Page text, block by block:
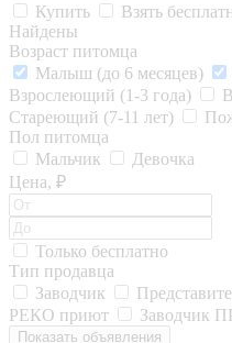
Купить
Взять
Найдены
Возраст питомца
Малыш (до 6 месяцев)
Взрослеющий (1-3 года)
Стареющий (7-11 лет)
Пол питомца
Мальчик
Девочка
Цена, ₽
Только бесплатно
Тип продавца
Заводчик
РЕКО приют
Заводчик
Показать объявления